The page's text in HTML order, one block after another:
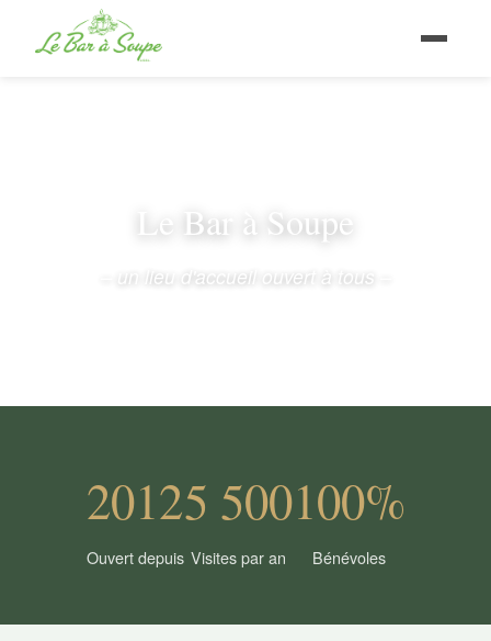
Le Bar à Soupe
– un lieu d'accueil ouvert à tous –
2012
Ouvert depuis
5 500
Visites par an
100%
Bénévoles